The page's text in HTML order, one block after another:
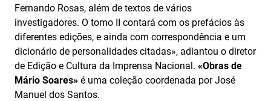
Fernando Rosas, além de textos de vários
investigadores. O tomo II contará com os prefácios às
diferentes edições, e ainda com correspondência e um
dicionário de personalidades citadas», adiantou o diretor
de Edição e Cultura da Imprensa Nacional. «Obras de
Mário Soares» é uma coleção coordenada por José
Manuel dos Santos.